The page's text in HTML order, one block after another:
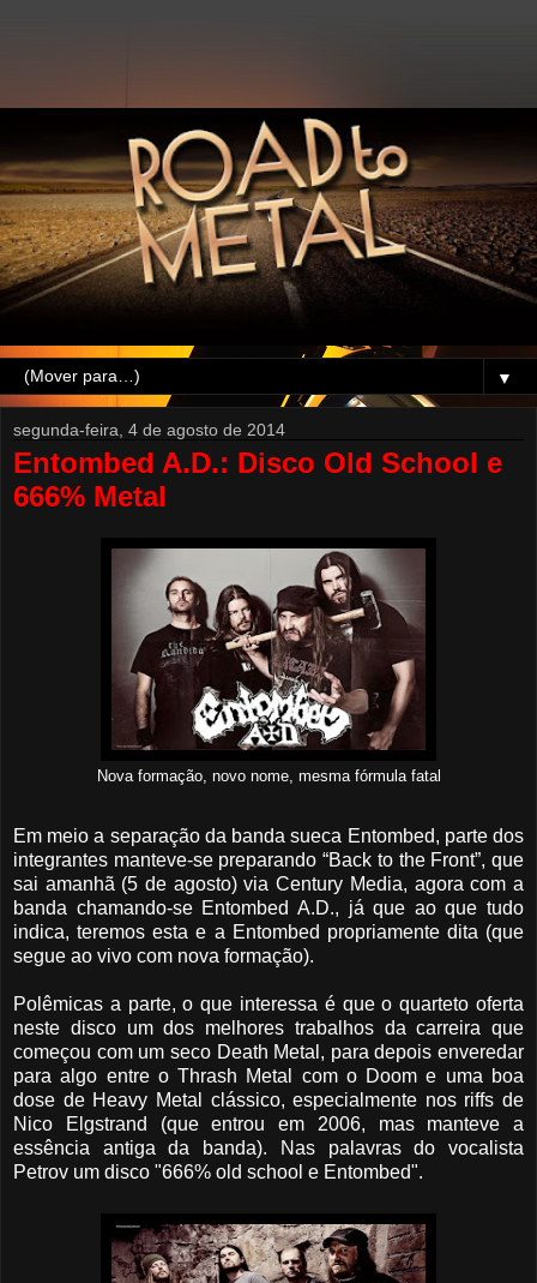
▼
segunda-feira, 4 de agosto de 2014
Entombed A.D.: Disco Old School e
666% Metal
Nova formação, novo nome, mesma fórmula fatal
Em meio a separação da banda sueca Entombed, parte dos
integrantes manteve-se preparando “Back to the Front”, que
sai amanhã (5 de agosto) via Century Media, agora com a
banda chamando-se Entombed A.D., já que ao que tudo
indica, teremos esta e a Entombed propriamente dita (que
segue ao vivo com nova formação).
Polêmicas a parte, o que interessa é que o quarteto oferta
neste disco um dos melhores trabalhos da carreira que
começou com um seco Death Metal, para depois enveredar
para algo entre o Thrash Metal com o Doom e uma boa
dose de Heavy Metal clássico, especialmente nos riffs de
Nico Elgstrand (que entrou em 2006, mas manteve a
essência antiga da banda). Nas palavras do vocalista
Petrov um disco "666% old school e Entombed".